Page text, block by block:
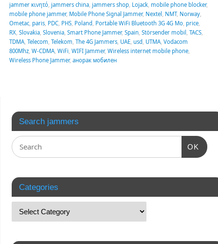
jammer κινητό, jammers china, jammers shop, Lojack, mobile phone blocker,
mobile phone jammer, Mobile Phone Signal Jammer, Nextel NMT, Norway,
Ometac, paris, PDC, PHS, Poland Portable WiFi Bluetooth 3G 4G Mo, price,
RX, Slovakia, Slovenia, Smart Phone Jammer, Spain Störsender mobil TACS,
TDMA, Telecom Telekom The 4G Jammers, UAE, usd UTMA, Vodacom
800Mhz, W-CDMA, WiFi WIFI Jammer, Wireless internet mobile phone,
Wireless Phone Jammer, анорак мобилен
Search jammers
OK
Categories